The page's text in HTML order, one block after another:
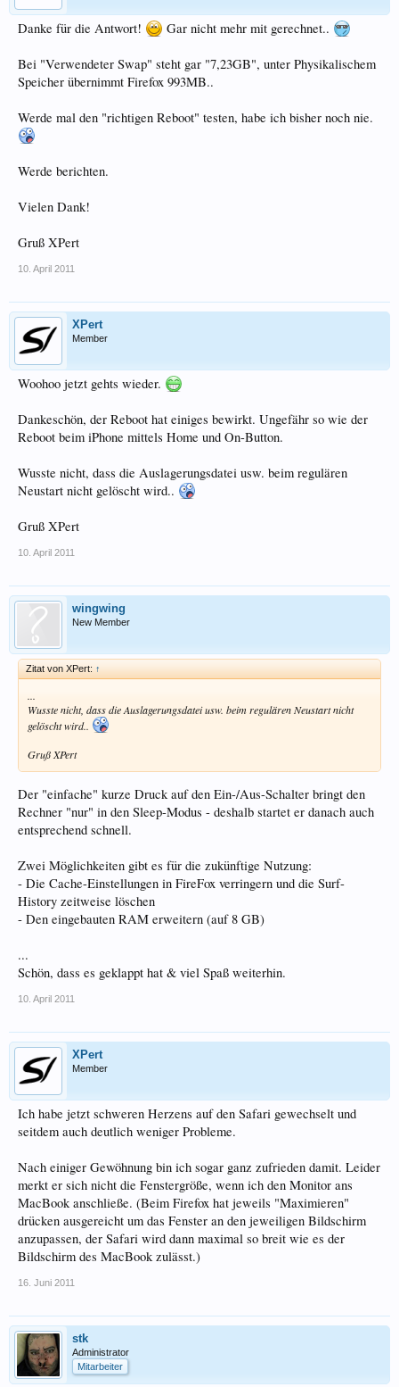
Danke für die Antwort! Gar nicht mehr mit gerechnet..
Bei "Verwendeter Swap" steht gar "7,23GB", unter Physikalischem
Speicher übernimmt Firefox 993MB..
Werde mal den "richtigen Reboot" testen, habe ich bisher noch nie.
Werde berichten.
Vielen Dank!
Gruß XPert
10. April 2011
XPert
Member
Woohoo jetzt gehts wieder.
Dankeschön, der Reboot hat einiges bewirkt. Ungefähr so wie der
Reboot beim iPhone mittels Home und On-Button.
Wusste nicht, dass die Auslagerungsdatei usw. beim regulären
Neustart nicht gelöscht wird..
Gruß XPert
10. April 2011
wingwing
New Member
Zitat von XPert: ↑
...
Wusste nicht, dass die Auslagerungsdatei usw. beim regulären Neustart nicht
gelöscht wird..
Gruß XPert
Der "einfache" kurze Druck auf den Ein-/Aus-Schalter bringt den
Rechner "nur" in den Sleep-Modus - deshalb startet er danach auch
entsprechend schnell.
Zwei Möglichkeiten gibt es für die zukünftige Nutzung:
- Die Cache-Einstellungen in FireFox verringern und die Surf-
History zeitweise löschen
- Den eingebauten RAM erweitern (auf 8 GB)
...
Schön, dass es geklappt hat & viel Spaß weiterhin.
10. April 2011
XPert
Member
Ich habe jetzt schweren Herzens auf den Safari gewechselt und
seitdem auch deutlich weniger Probleme.
Nach einiger Gewöhnung bin ich sogar ganz zufrieden damit. Leider
merkt er sich nicht die Fenstergröße, wenn ich den Monitor ans
MacBook anschließe. (Beim Firefox hat jeweils "Maximieren"
drücken ausgereicht um das Fenster an den jeweiligen Bildschirm
anzupassen, der Safari wird dann maximal so breit wie es der
Bildschirm des MacBook zulässt.)
16. Juni 2011
stk
Administrator
Mitarbeiter